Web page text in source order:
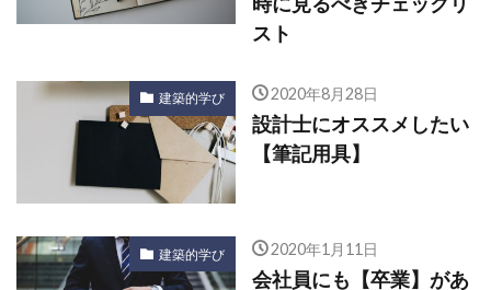
スト
建築的学び 2020年8月28日
設計士にオススメしたい
【筆記用具】
建築的学び 2020年1月11日
会社員にも【卒業】があ